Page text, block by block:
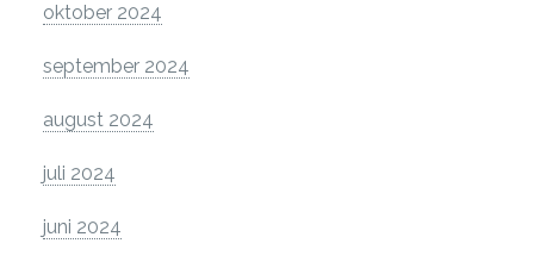
oktober 2024
september 2024
august 2024
juli 2024
juni 2024